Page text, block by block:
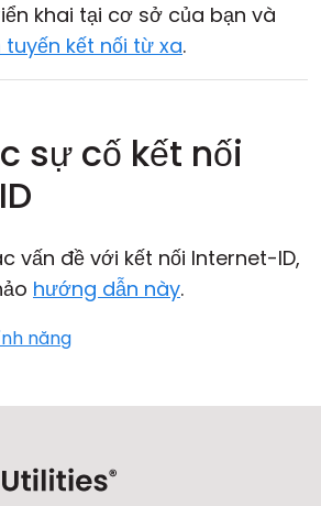
khai tại cơ sở của bạn và
kết nối từ xa.
sự cố kết nối
vấn đề với kết nối Internet-ID,
hướng dẫn này.
năng